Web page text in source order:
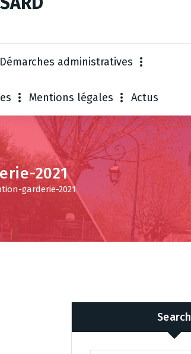
Démarches administratives
Mentions légales Actus
2021
garderie-2021
Search